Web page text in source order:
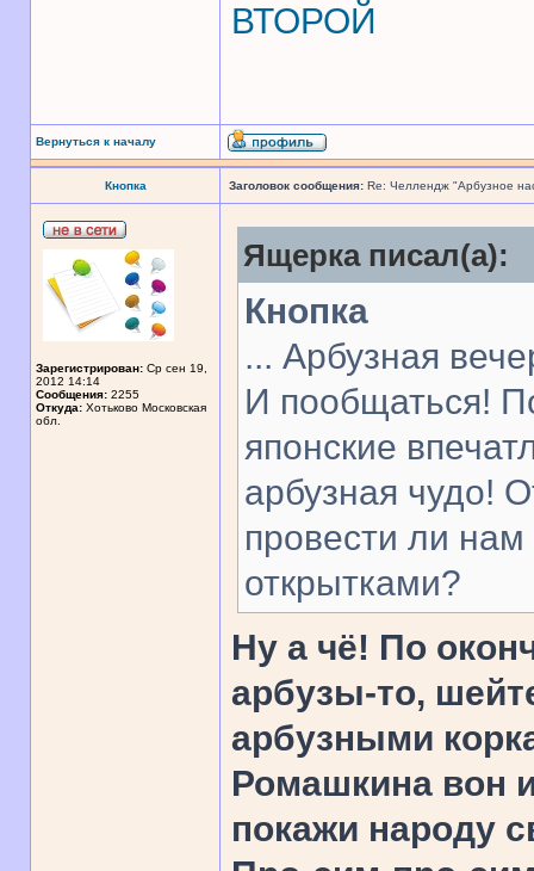
ВТОРОЙ
Вернуться к началу
Кнопка Заголовок сообщения: Re: Челлендж "Арбузное
Зарегистрирован: Ср сен 19,
2012 14:14
Сообщения: 2255
Откуда: Хотьково Московская
обл.
Ящерка писал(а):
Кнопка
... Арбузная
И пообщаться!
японские
арбузная чудо!
провести ли
открытками?
Ну а чё! По
арбузы-то,
арбузными
Ромашкина вон
покажи народу